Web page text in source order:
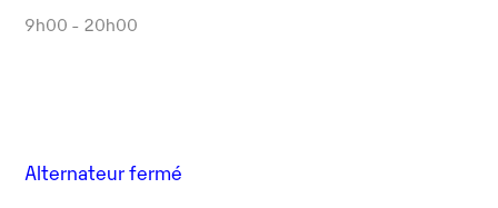
9h00 - 20h00
Alternateur fermé